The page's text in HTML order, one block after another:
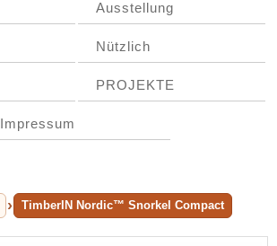
Ausstellung
Nützlich
PROJEKTE
Impressum
TimberIN Nordic™ Snorkel Compact